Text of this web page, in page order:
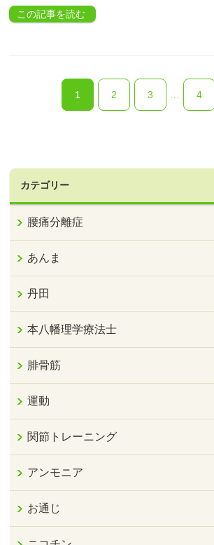
この記事を読む
1 2 3 … 4
カテゴリー
腰痛分離症
あんま
丹田
本八幡理学療法士
腓骨筋
運動
関節トレーニング
アンモニア
お通じ